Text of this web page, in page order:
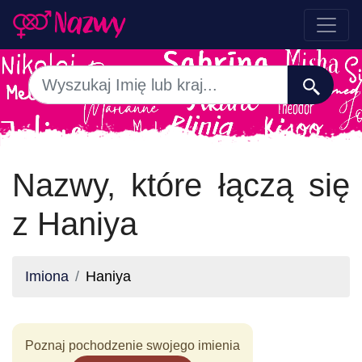
Nazwy, które łączą się
z Haniya
Imiona Haniya
Poznaj pochodzenie swojego imienia